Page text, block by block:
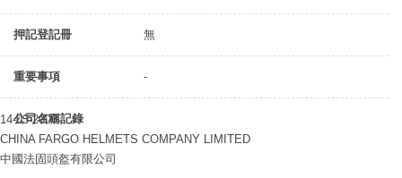
押記登記冊 無
重要事項 -
公司名稱記錄
14-03-2006
CHINA FARGO HELMETS COMPANY LIMITED
中國法固頭盔有限公司